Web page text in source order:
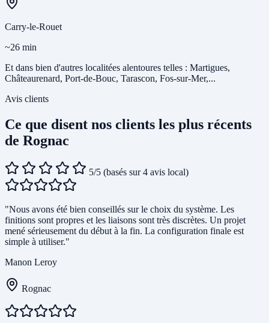
Carry-le-Rouet
~26 min
Et dans bien d'autres localitées alentoures telles : Martigues,
Châteaurenard, Port-de-Bouc, Tarascon, Fos-sur-Mer,...
Avis clients
Ce que disent nos clients les plus récents
de Rognac
5/5 (basés sur 4 avis local)
"Nous avons été bien conseillés sur le choix du système. Les
finitions sont propres et les liaisons sont très discrètes. Un projet
mené sérieusement du début à la fin. La configuration finale est
simple à utiliser."
Manon Leroy
Rognac